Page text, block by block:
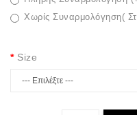
Χωρίς Συναρμολόγηση(
Size